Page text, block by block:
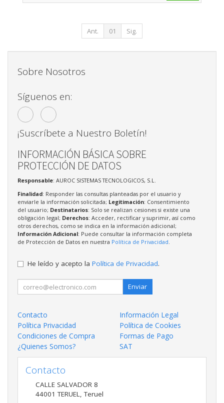
Ant. 01 Sig.
Sobre Nosotros
Síguenos en:
¡Suscríbete a Nuestro Boletín!
INFORMACIÓN BÁSICA SOBRE
PROTECCIÓN DE DATOS
Responsable: AUROC SISTEMAS TECNOLOGICOS, S.L.
Finalidad: Responder las consultas planteadas por el usuario y
enviarle la información solicitada; Legitimación: Consentimiento
del usuario; Destinatarios: Solo se realizan cesiones si existe una
obligación legal; Derechos: Acceder, rectificar y suprimir, así como
otros derechos, como se indica en la información adicional;
Información Adicional: Puede consultar la información completa
de Protección de Datos en nuestra Política de Privacidad
He leído y acepto la Política de Privacidad.
Enviar
Contacto
Información Legal
Política Privacidad
Política de Cookies
Condiciones de Compra
Formas de Pago
¿Quienes Somos?
SAT
Contacto
CALLE SALVADOR 8
44001 TERUEL,Teruel